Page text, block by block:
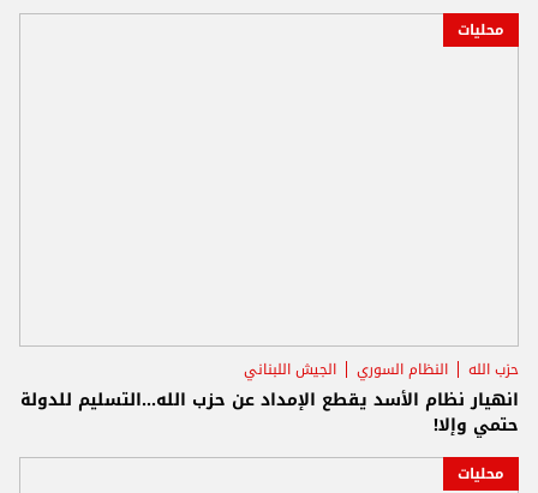
محليات
حزب الله النظام السوري الجيش اللبناني
انهيار نظام الأسد يقطع الإمداد عن حزب الله...التسليم للدولة
حتمي وإلا!
محليات